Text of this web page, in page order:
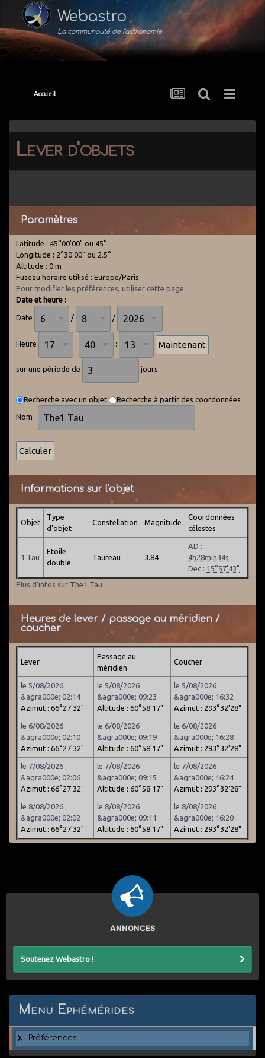
Webastro
La communauté de l'astronomie
Accueil
Lever d'objets
Paramètres
Latitude : 45°00'00" ou 45°
Longitude : 2°30'00" ou 2.5°
Altitude : 0 m
Fuseau horaire utilisé : Europe/Paris
Pour modifier les préférences, utiliser cette page.
Date et heure :
Date / /
Heure : :
sur une période de jours
Recherche avec un objet Recherche à partir des coordonnées
Nom :
Informations sur l'objet
Objet
Type
d'objet
Constellation Magnitude
Coordonnées
célestes
1 Tau
Etoile
double
Taureau 3.84
AD :
4h28min34s
Dec : 15°57'43"
Plus d'infos sur The1 Tau
Heures de lever / passage au méridien /
coucher
Lever
Passage au
méridien
Coucher
le 5/08/2026
&agra000e; 02:14
Azimut : 66°27'32"
le 5/08/2026
&agra000e; 09:23
Altitude : 60°58'17"
le 5/08/2026
&agra000e; 16:32
Azimut : 293°32'28"
le 6/08/2026
&agra000e; 02:10
Azimut : 66°27'32"
le 6/08/2026
&agra000e; 09:19
Altitude : 60°58'17"
le 6/08/2026
&agra000e; 16:28
Azimut : 293°32'28"
le 7/08/2026
&agra000e; 02:06
Azimut : 66°27'32"
le 7/08/2026
&agra000e; 09:15
Altitude : 60°58'17"
le 7/08/2026
&agra000e; 16:24
Azimut : 293°32'28"
le 8/08/2026
&agra000e; 02:02
Azimut : 66°27'32"
le 8/08/2026
&agra000e; 09:11
Altitude : 60°58'17"
le 8/08/2026
&agra000e; 16:20
Azimut : 293°32'28"
ANNONCES
Soutenez Webastro !
Menu Ephémérides
Préférences